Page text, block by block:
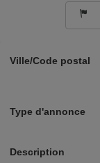
Ville/Code postal
Type d'annonce
Description